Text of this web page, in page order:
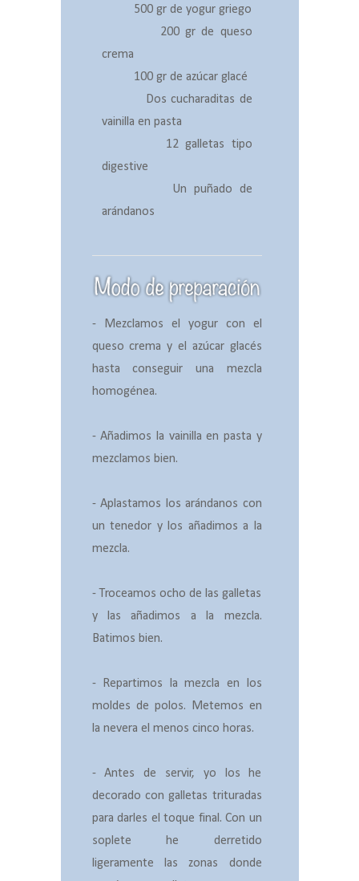
500 gr de yogur griego
200 gr de queso
crema
100 gr de azúcar glacé
Dos cucharaditas de
vainilla en pasta
12 galletas tipo
digestive
Un puñado de
arándanos
- Mezclamos el yogur con el
queso crema y el azúcar glacés
hasta conseguir una mezcla
homogénea.
- Añadimos la vainilla en pasta y
mezclamos bien.
- Aplastamos los arándanos con
un tenedor y los añadimos a la
mezcla.
- Troceamos ocho de las galletas
y las añadimos a la mezcla.
Batimos bien.
- Repartimos la mezcla en los
moldes de polos. Metemos en
la nevera el menos cinco horas.
- Antes de servir, yo los he
decorado con galletas trituradas
para darles el toque final. Con un
soplete he derretido
ligeramente las zonas donde